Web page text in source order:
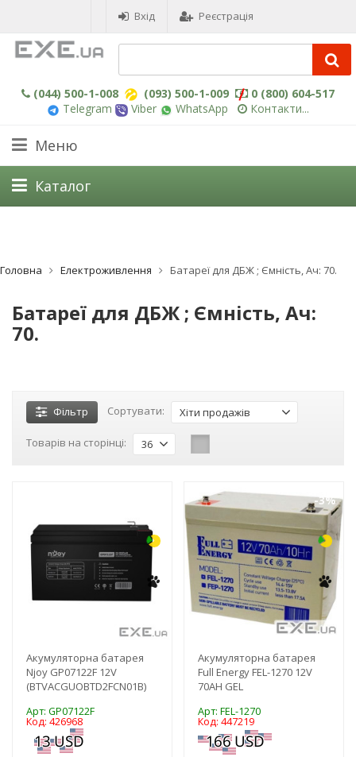
Вхід Реєстрація
(044) 500-1-008 (093) 500-1-009
0 (800) 604-517
Telegram
Viber WhatsApp Контакти...
Меню
Каталог
Головна Електроживлення Батареї для ДБЖ ; Ємність, Ач: 70.
Батареї для ДБЖ ; Ємність, Ач:
70.
Фільтр Сортувати: Хіти продажів
Товарів на сторінці: 36
Акумуляторна батарея
Njoy GP07122F 12V
(BTVACGUOBTD2FCN01B)
Арт: GP07122F
Код: 426968
-3%
Акумуляторна батарея
Full Energy FEL-1270 12V
70AH GEL
Арт: FEL-1270
Код: 447219